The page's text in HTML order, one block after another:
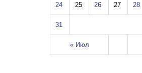
« Июл
24 25 26 27 28
31